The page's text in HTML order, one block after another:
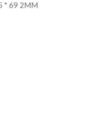
* 69 2MM